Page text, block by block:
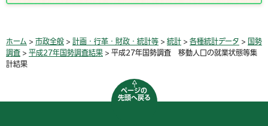
ホーム > 市政全般 > 計画・行革・財政・統計等 > 統計 > 各種統計データ > 国勢
調査 > 平成27年国勢調査結果 > 平成27年国勢調査 移動人口の就業状態等集
計結果
ページの
先頭へ戻る